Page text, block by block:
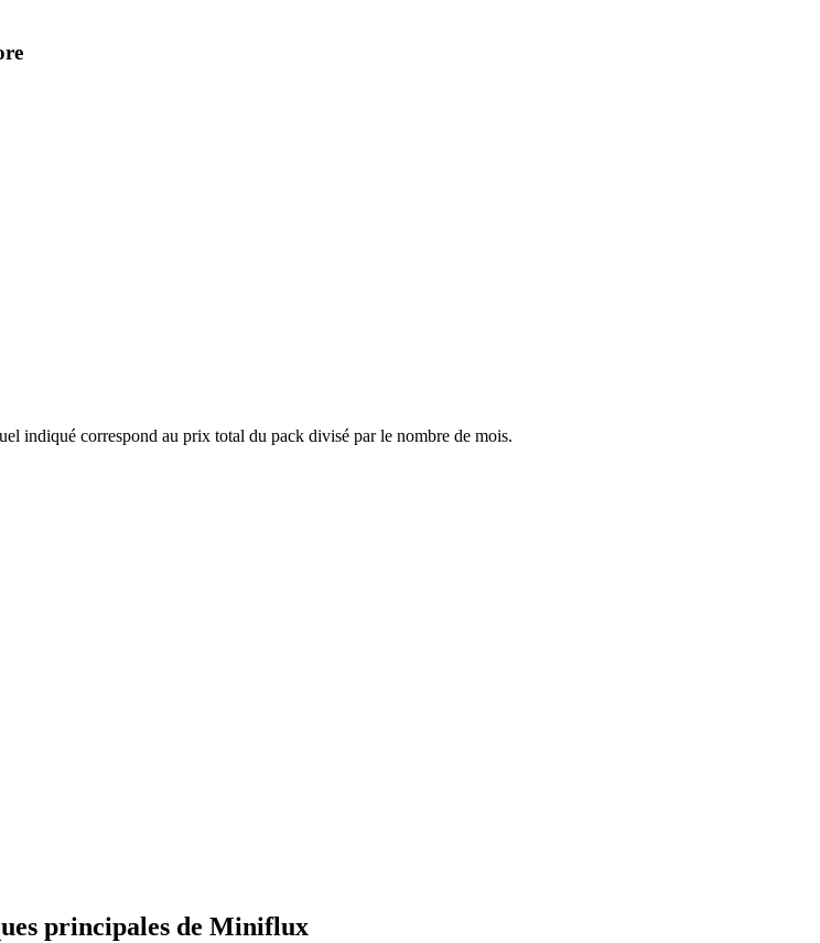
indiqué correspond au prix total du pack divisé par le nombre de mois.
principales de Miniflux